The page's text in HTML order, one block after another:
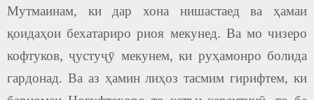
Мутмаинам, ки дар хона нишастаед ва ҳамаи
қоидаҳои бехатариро риоя мекунед. Ва мо чизеро
кофтуков, ҷустуҷӯ мекунем, ки руҳамонро болида
гардонад. Ва аз ҳамин лиҳоз тасмим гирифтем, ки